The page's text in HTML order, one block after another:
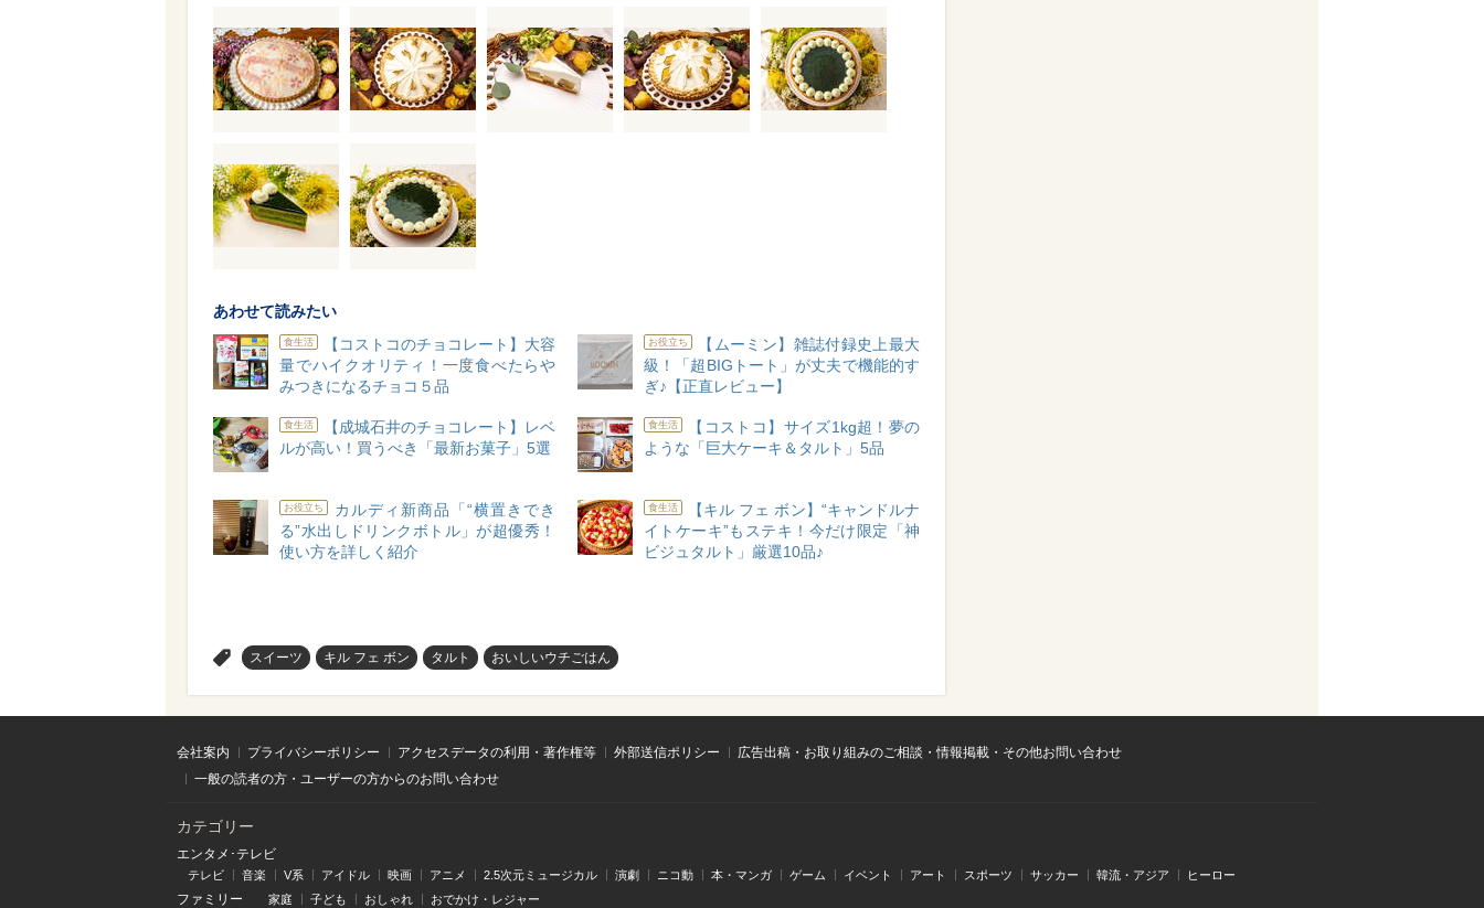
あわせて読みたい
食生活
【コストコのチョコレート】大容
量でハイクオリティ！一度食べたらや
みつきになるチョコ５品
お役立ち
【ムーミン】雑誌付録史上最大
級！「超BIGトート」が丈夫で機能的す
ぎ♪【正直レビュー】
食生活
【成城石井のチョコレート】レベ
ルが高い！買うべき「最新お菓子」5選
食生活
【コストコ】サイズ1kg超！夢の
ような「巨大ケーキ＆タルト」5品
お役立ち
カルディ新商品「“横置きでき
る”水出しドリンクボトル」が超優秀！
使い方を詳しく紹介
食生活
【キル フェ ボン】“キャンドルナ
イトケーキ”もステキ！今だけ限定「神
ビジュタルト」厳選10品♪
スイーツ キル フェ ボン タルト おいしいウチごはん
会社案内 プライバシーポリシー アクセスデータの利用・著作権等 外部送信ポリシー
広告出稿・お取り組みのご相談・情報掲載・その他お問い合わせ
一般の読者の方・ユーザーの方からのお問い合わせ
カテゴリー
エンタメ･テレビ
テレビ 音楽 V系 アイドル 映画 アニメ 2.5次元ミュージカル 演劇 ニコ動 本・マンガ ゲーム イベント アート スポーツ サッカー 韓流・アジア ヒーロー
ファミリー 家庭 子ども おしゃれ おでかけ・レジャー